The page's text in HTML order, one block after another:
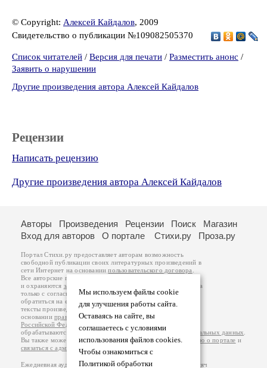
© Copyright: Алексей Кайдалов, 2009
Свидетельство о публикации №109082505370
Список читателей / Версия для печати / Разместить анонс /
Заявить о нарушении
Другие произведения автора Алексей Кайдалов
Рецензии
Написать рецензию
Другие произведения автора Алексей Кайдалов
Мы используем файлы cookie
для улучшения работы сайта.
Оставаясь на сайте, вы
соглашаетесь с условиями
использования файлов cookies.
Чтобы ознакомиться с
Политикой обработки
Авторы Произведения Рецензии Поиск
Магазин
Вход для авторов
О портале Стихи.ру Проза.ру
Портал Стихи.ру предоставляет авторам возможность
свободной публикации своих литературных произведений в
сети Интернет на основаниипользовательского договора
Все авторские права на произведения принадлежат авторам
и охраняются законом
. Перепечатка произведений возможна
только с согласия его автора, к которому вы можете
обратиться на его авторской странице. Ответственность за
тексты произведений авторы несут самостоятельно на
основанииправил публикацииизаконодательства
Российской Федерации
обрабатываются на основанииПолитики обработки персональных данных
Вы также можете посмотреть более подробнуюинформацию о портале и
связаться с администрацией
Ежедневная аудитория портала Стихи.ру – порядка 200 тысяч